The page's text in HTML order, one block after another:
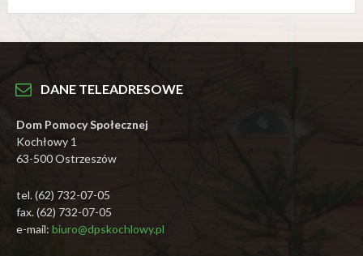
DANE TELEADRESOWE
Dom Pomocy Społecznej
Kochłowy 1
63-500 Ostrzeszów
tel. (62) 732-07-05
fax. (62) 732-07-05
e-mail: biuro@dpskochlowy.pl